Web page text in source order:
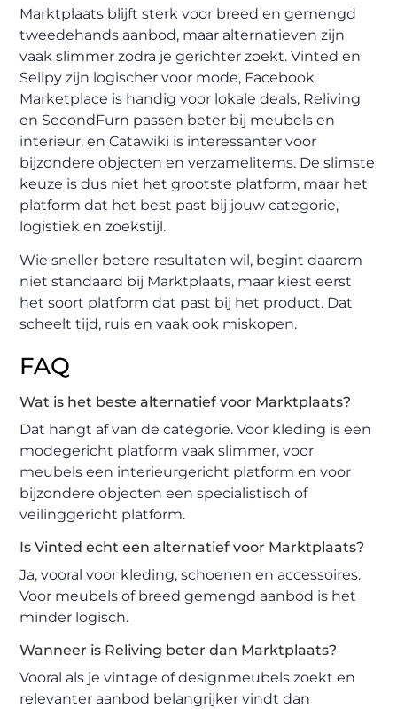
Marktplaats blijft sterk voor breed en gemengd
tweedehands aanbod, maar alternatieven zijn
vaak slimmer zodra je gerichter zoekt. Vinted en
Sellpy zijn logischer voor mode, Facebook
Marketplace is handig voor lokale deals, Reliving
en SecondFurn passen beter bij meubels en
interieur, en Catawiki is interessanter voor
bijzondere objecten en verzamelitems. De slimste
keuze is dus niet het grootste platform, maar het
platform dat het best past bij jouw categorie,
logistiek en zoekstijl.
Wie sneller betere resultaten wil, begint daarom
niet standaard bij Marktplaats, maar kiest eerst
het soort platform dat past bij het product. Dat
scheelt tijd, ruis en vaak ook miskopen.
FAQ
Wat is het beste alternatief voor Marktplaats?
Dat hangt af van de categorie. Voor kleding is een
modegericht platform vaak slimmer, voor
meubels een interieurgericht platform en voor
bijzondere objecten een specialistisch of
veilinggericht platform.
Is Vinted echt een alternatief voor Marktplaats?
Ja, vooral voor kleding, schoenen en accessoires.
Voor meubels of breed gemengd aanbod is het
minder logisch.
Wanneer is Reliving beter dan Marktplaats?
Vooral als je vintage of designmeubels zoekt en
relevanter aanbod belangrijker vindt dan